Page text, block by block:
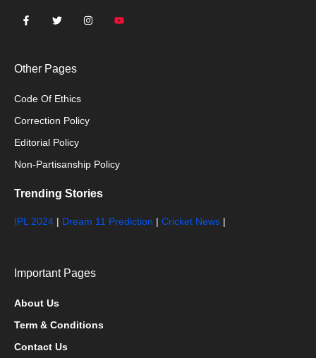
Other Pages
Code Of Ethics
Correction Policy
Editorial Policy
Non-Partisanship Policy
Trending Stories
IPL 2024 | Dream 11 Prediction | Cricket News |
Important Pages
About Us
Term & Conditions
Contact Us